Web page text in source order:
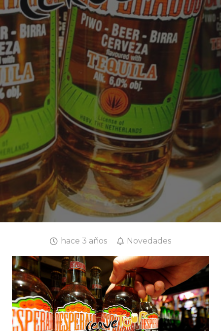
hace 3 años Novedades